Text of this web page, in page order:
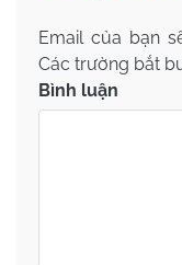
Email của bạn
Các trường bắt
Bình luận